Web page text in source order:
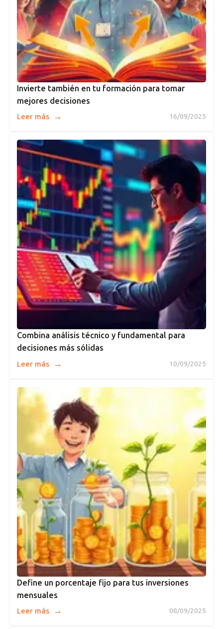
Invierte también en tu formación para tomar
mejores decisiones
16/09/2025
Leer más →
Combina análisis técnico y fundamental para
decisiones más sólidas
10/09/2025
Leer más →
Define un porcentaje fijo para tus inversiones
mensuales
08/09/2025
Leer más →